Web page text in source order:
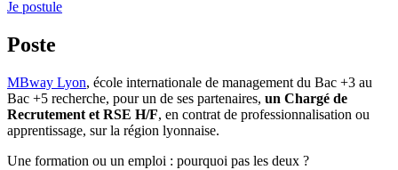
Je postule
Poste
MBway Lyon, école internationale de management du Bac +3 au
Bac +5 recherche, pour un de ses partenaires, un Chargé de
Recrutement et RSE H/F, en contrat de professionnalisation ou
apprentissage, sur la région lyonnaise.
Une formation ou un emploi : pourquoi pas les deux ?